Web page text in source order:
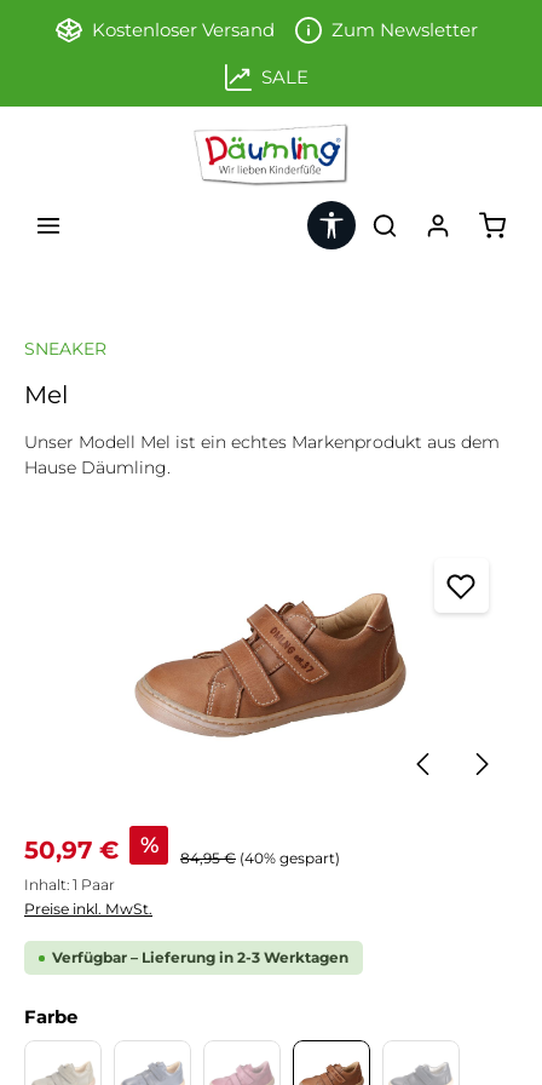
Zum Hauptinhalt springen
Kostenloser Versand Zum Newsletter
SALE
Werkzeugleiste anzeigen
SNEAKER
Mel
Unser Modell Mel ist ein echtes Markenprodukt aus dem
Hause Däumling.
Verkaufspreis:
50,97 € % Regulärer Preis:
84,95 € (40% gespart)
Inhalt: 1 Paar
Preise inkl. MwSt.
Verfügbar – Lieferung in 2-3 Werktagen
Farbeauswählen